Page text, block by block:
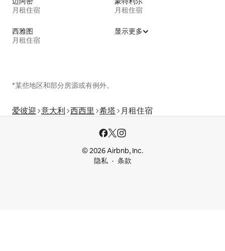
月租住宿
月租住宿
西雅图
月租住宿
显示更多
*某些地区和部分房源或有例外。
爱彼迎 意大利 西西里 希塔 月租住宿
© 2026 Airbnb, Inc.
隐私
条款